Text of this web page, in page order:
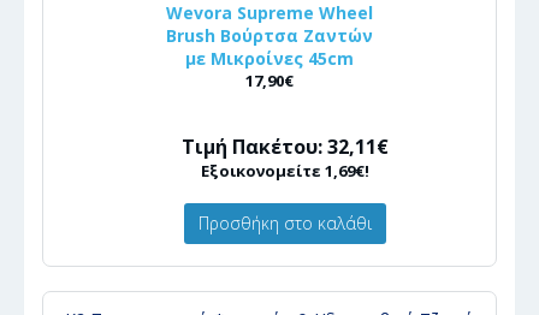
Wevora Supreme Wheel
Brush Βούρτσα Ζαντών
με Μικροίνες 45cm
17,90€
Τιμή Πακέτου: 32,11€
Εξοικονομείτε 1,69€!
Προσθήκη στο καλάθι